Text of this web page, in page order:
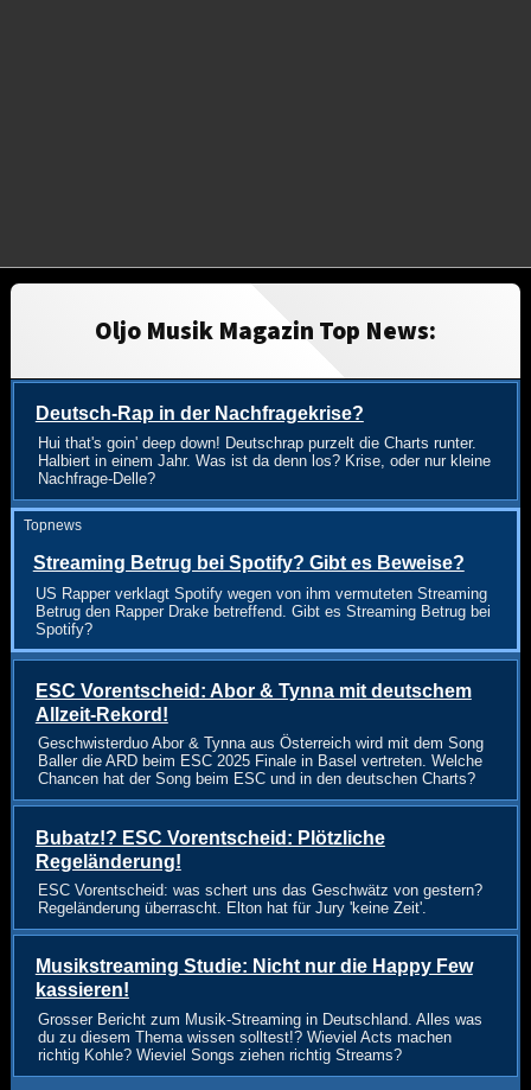
Oljo Musik Magazin Top News:
Deutsch-Rap in der Nachfragekrise?
Hui that's goin' deep down! Deutschrap purzelt die Charts runter.
Halbiert in einem Jahr. Was ist da denn los? Krise, oder nur kleine
Nachfrage-Delle?
Topnews
Streaming Betrug bei Spotify? Gibt es Beweise?
US Rapper verklagt Spotify wegen von ihm vermuteten Streaming
Betrug den Rapper Drake betreffend. Gibt es Streaming Betrug bei
Spotify?
ESC Vorentscheid: Abor & Tynna mit deutschem
Allzeit-Rekord!
Geschwisterduo Abor & Tynna aus Österreich wird mit dem Song
Baller die ARD beim ESC 2025 Finale in Basel vertreten. Welche
Chancen hat der Song beim ESC und in den deutschen Charts?
Bubatz!? ESC Vorentscheid: Plötzliche
Regeländerung!
ESC Vorentscheid: was schert uns das Geschwätz von gestern?
Regeländerung überrascht. Elton hat für Jury 'keine Zeit'.
Musikstreaming Studie: Nicht nur die Happy Few
kassieren!
Grosser Bericht zum Musik-Streaming in Deutschland. Alles was
du zu diesem Thema wissen solltest!? Wieviel Acts machen
richtig Kohle? Wieviel Songs ziehen richtig Streams?